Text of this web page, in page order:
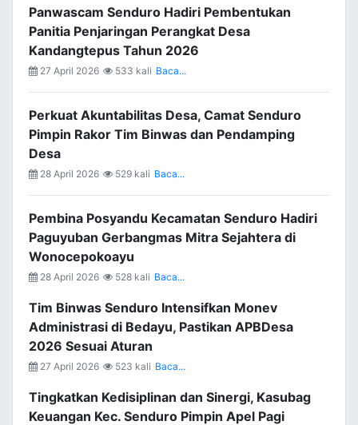
Panwascam Senduro Hadiri Pembentukan
Panitia Penjaringan Perangkat Desa
Kandangtepus Tahun 2026
27 April 2026 533 kali Baca...
Perkuat Akuntabilitas Desa, Camat Senduro
Pimpin Rakor Tim Binwas dan Pendamping
Desa
28 April 2026 529 kali Baca...
Pembina Posyandu Kecamatan Senduro Hadiri
Paguyuban Gerbangmas Mitra Sejahtera di
Wonocepokoayu
28 April 2026 528 kali Baca...
Tim Binwas Senduro Intensifkan Monev
Administrasi di Bedayu, Pastikan APBDesa
2026 Sesuai Aturan
27 April 2026 523 kali Baca...
Tingkatkan Kedisiplinan dan Sinergi, Kasubag
Keuangan Kec. Senduro Pimpin Apel Pagi